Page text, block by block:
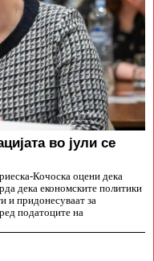
во јули се
Кочоска оцени дека
дека економските политики
и придонесуваат за
податоците на